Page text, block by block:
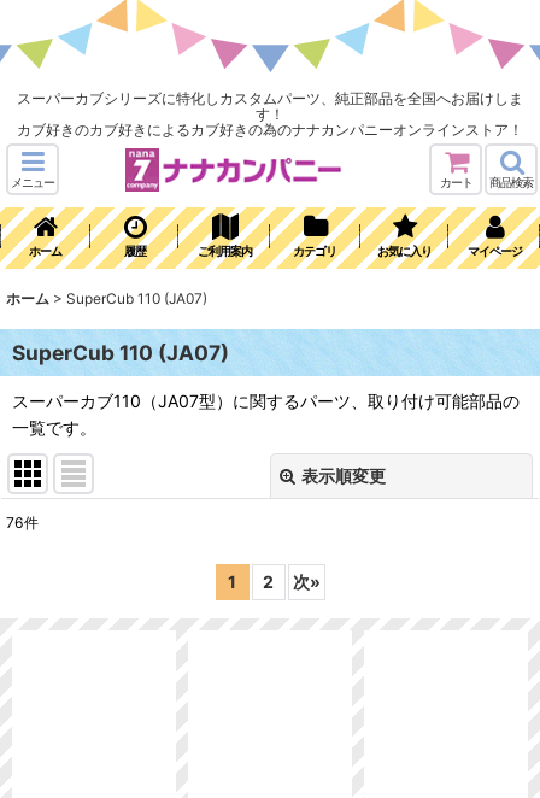
スーパーカブシリーズに特化しカスタムパーツ、純正部品を全国へお届けしま
す！
カブ好きのカブ好きによるカブ好きの為のナナカンパニーオンラインストア！
メニュー カート 商品検索
ホーム 履歴 ご利用案内 カテゴリ お気に入り マイページ
ホーム > SuperCub 110 (JA07)
SuperCub 110 (JA07)
スーパーカブ110（JA07型）に関するパーツ、取り付け可能部品の
一覧です。
表示順変更
76件
1 2 次»